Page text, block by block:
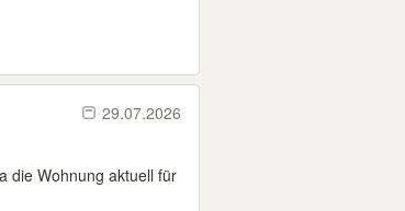
29.07.2026
die Wohnung aktuell für